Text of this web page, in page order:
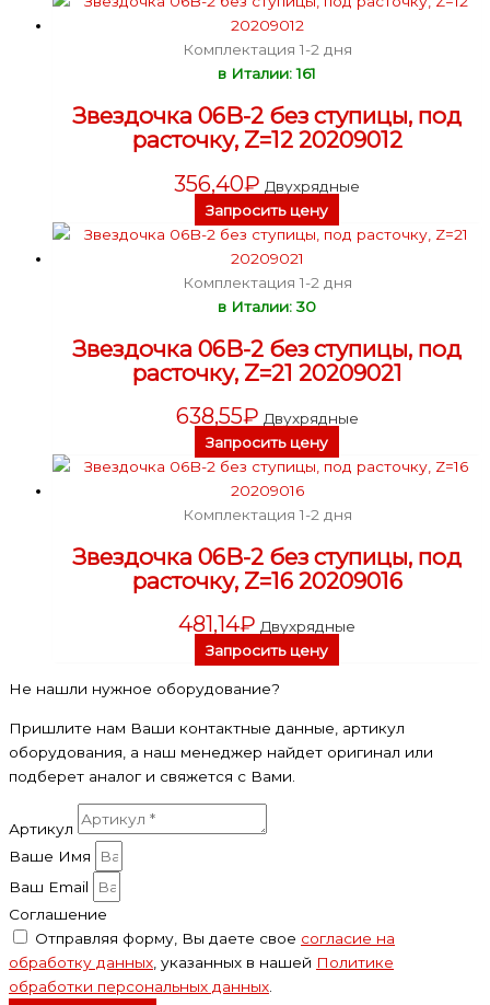
Комплектация 1-2 дня
в Италии: 161
Звездочка 06B-2 без ступицы, под
расточку, Z=12 20209012
356,40₽ Двухрядные
Запросить цену
Комплектация 1-2 дня
в Италии: 30
Звездочка 06B-2 без ступицы, под
расточку, Z=21 20209021
638,55₽ Двухрядные
Запросить цену
Комплектация 1-2 дня
Звездочка 06B-2 без ступицы, под
расточку, Z=16 20209016
481,14₽ Двухрядные
Запросить цену
Не нашли нужное оборудование?
Пришлите нам Ваши контактные данные, артикул
оборудования, а наш менеджер найдет оригинал или
подберет аналог и свяжется с Вами.
Артикул
Ваше Имя
Ваш Email
Соглашение
Отправляя форму, Вы даете свое согласие на
обработку данных , указанных в нашей Политике
обработки персональных данных